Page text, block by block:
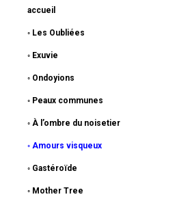
accueil
◦ Les Oubliées
◦ Exuvie
◦ Ondoyions
◦ Peaux communes
◦ À l’ombre du noisetier
◦ Amours visqueux
◦ Gastéroïde
◦ Mother Tree